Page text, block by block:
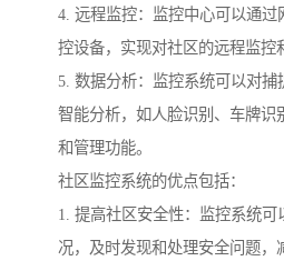
4. 远程监控：监控中心可以通过
控设备，实现对社区的远程监控
5. 数据分析：监控系统可以对捕
智能分析，如人脸识别、车牌识
和管理功能。
社区监控系统的优点包括：
1. 提高社区安全性：监控系统
况，及时发现和处理安全问题，